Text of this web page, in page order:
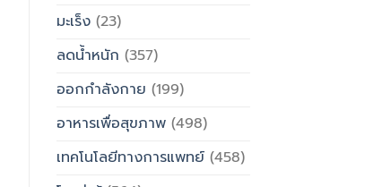
มะเร็ง(23)
ลดน้ำหนัก (357)
ออกกำลังกาย (199)
อาหารเพื่อสุขภาพ(498)
เทคโนโลยีทางการแพทย์(458)